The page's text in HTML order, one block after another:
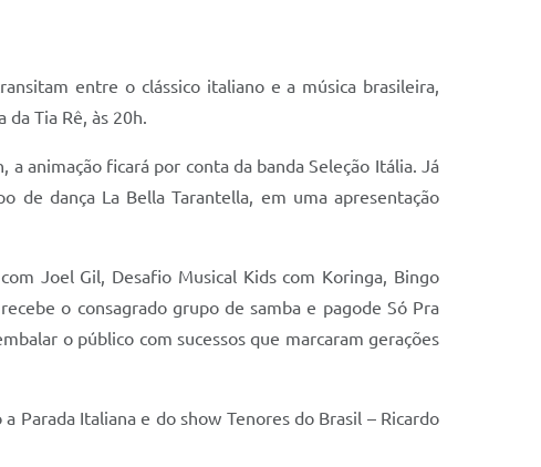
entre o clássico italiano e a música brasileira,
Tia Rê, às 20h.
animação ficará por conta da banda Seleção Itália. Já
de dança La Bella Tarantella, em uma apresentação
Joel Gil, Desafio Musical Kids com Koringa, Bingo
o consagrado grupo de samba e pagode Só Pra
o público com sucessos que marcaram gerações
Parada Italiana e do show Tenores do Brasil – Ricardo